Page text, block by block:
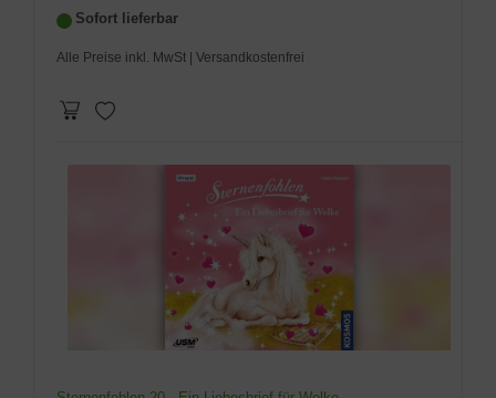
Sofort lieferbar
Alle Preise inkl. MwSt | Versandkostenfrei